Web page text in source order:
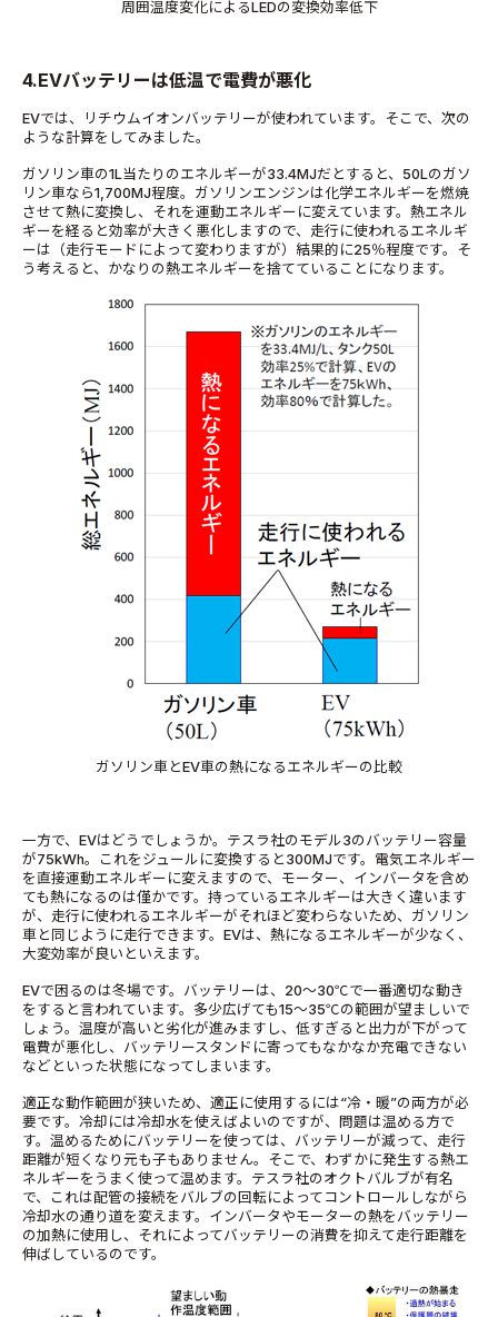
周囲温度変化によるLEDの変換効率低下
4.EVバッテリーは低温で電費が悪化
EVでは、リチウムイオンバッテリーが使われています。そこで、次の
ような計算をしてみました。
ガソリン車の1L当たりのエネルギーが33.4MJだとすると、50Lのガソ
リン車なら1,700MJ程度。ガソリンエンジンは化学エネルギーを燃焼
させて熱に変換し、それを運動エネルギーに変えています。熱エネル
ギーを経ると効率が大きく悪化しますので、走行に使われるエネルギ
ーは（走行モードによって変わりますが）結果的に25％程度です。そ
う考えると、かなりの熱エネルギーを捨てていることになります。
ガソリン車とEV車の熱になるエネルギーの比較
一方で、EVはどうでしょうか。テスラ社のモデル3のバッテリー容量
が75kWh。これをジュールに変換すると300MJです。電気エネルギー
を直接運動エネルギーに変えますので、モーター、インバータを含め
ても熱になるのは僅かです。持っているエネルギーは大きく違います
が、走行に使われるエネルギーがそれほど変わらないため、ガソリン
車と同じように走行できます。EVは、熱になるエネルギーが少なく、
大変効率が良いといえます。
EVで困るのは冬場です。バッテリーは、20～30℃で一番適切な動き
をすると言われています。多少広げても15～35℃の範囲が望ましいで
しょう。温度が高いと劣化が進みますし、低すぎると出力が下がって
電費が悪化し、バッテリースタンドに寄ってもなかなか充電できない
などといった状態になってしまいます。
適正な動作範囲が狭いため、適正に使用するには“冷・暖”の両方が必
要です。冷却には冷却水を使えばよいのですが、問題は温める方で
す。温めるためにバッテリーを使っては、バッテリーが減って、走行
距離が短くなり元も子もありません。そこで、わずかに発生する熱エ
ネルギーをうまく使って温めます。テスラ社のオクトバルブが有名
で、これは配管の接続をバルブの回転によってコントロールしながら
冷却水の通り道を変えます。インバータやモーターの熱をバッテリー
の加熱に使用し、それによってバッテリーの消費を抑えて走行距離を
伸ばしているのです。